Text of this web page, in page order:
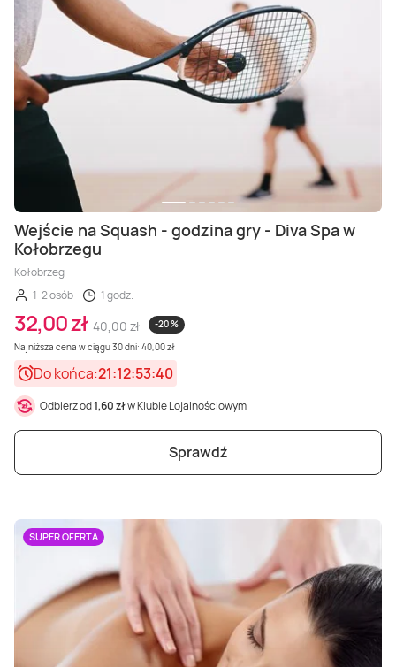
Wejście na Squash - godzina gry - Diva Spa w
Kołobrzegu
Kołobrzeg
1-2 osób
1 godz.
32,00 zł 40,00 zł
-20 %
Najniższa cena w ciągu 30 dni: 40,00 zł
Do końca:21:12:53:38
Odbierz od1,60 złw Klubie Lojalnościowym
Sprawdź
SUPER OFERTA